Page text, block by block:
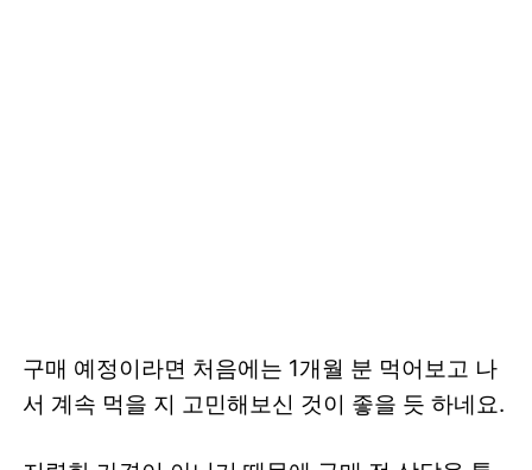
구매 예정이라면 처음에는 1개월 분 먹어보고 나
서 계속 먹을 지 고민해보신 것이 좋을 듯 하네요.